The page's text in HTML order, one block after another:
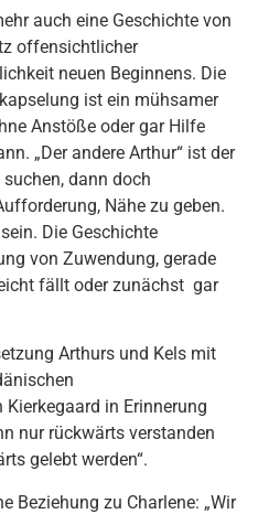
auch eine Geschichte von
offensichtlicher
neuen Beginnens. Die
ist ein mühsamer
Anstöße oder gar Hilfe
„Der andere Arthur“ ist der
dann doch
Nähe zu geben.
Die Geschichte
von Zuwendung, gerade
fällt oder zunächst gar
Arthurs und Kels mit
in Erinnerung
nur rückwärts verstanden
gelebt werden“.
Beziehung zu Charlene: „Wir